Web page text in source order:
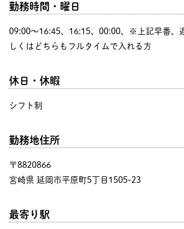
勤務時間・曜日
09:00〜16:45、16:15、00:00、※上記早番、
しくはどちらもフルタイムで入れる方
休日・休暇
シフト制
勤務地住所
〒8820866
宮崎県 延岡市平原町5丁目1505-23
最寄り駅